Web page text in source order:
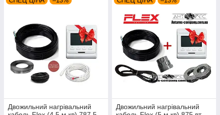
Двожильний нагрівальний
Двожильний нагрівальний